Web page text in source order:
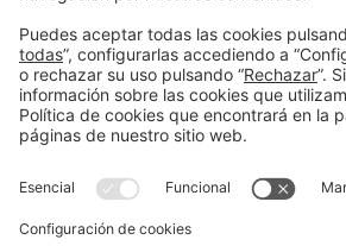
Información generalAviso legal